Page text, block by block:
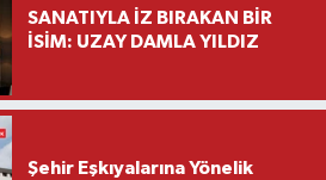
SANATIYLA İZ BIRAKAN BİR
İSİM: UZAY DAMLA YILDIZ
Şehir Eşkıyalarına Yönelik